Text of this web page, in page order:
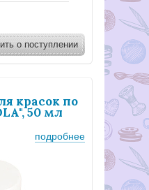
о поступлении
красок по
50 мл
подробнее